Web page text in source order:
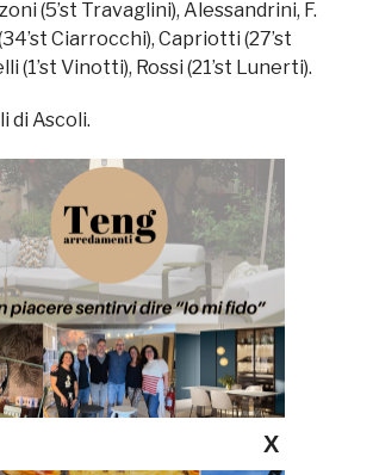
(5’st Travaglini), Alessandrini, F.
Ciarrocchi), Capriotti (27’st
(1’st Vinotti), Rossi (21’st Lunerti).
di Ascoli.
X